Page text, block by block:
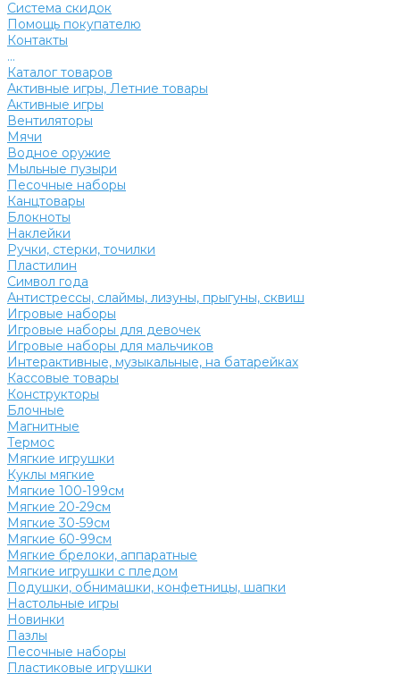
Система скидок
Помощь покупателю
Контакты
...
Каталог товаров
Активные игры, Летние товары
Активные игры
Вентиляторы
Мячи
Водное оружие
Мыльные пузыри
Песочные наборы
Канцтовары
Блокноты
Наклейки
Ручки, стерки, точилки
Пластилин
Символ года
Антистрессы, слаймы, лизуны, прыгуны, сквиш
Игровые наборы
Игровые наборы для девочек
Игровые наборы для мальчиков
Интерактивные, музыкальные, на батарейках
Кассовые товары
Конструкторы
Блочные
Магнитные
Термос
Мягкие игрушки
Куклы мягкие
Мягкие 100-199см
Мягкие 20-29см
Мягкие 30-59см
Мягкие 60-99см
Мягкие брелоки, аппаратные
Мягкие игрушки с пледом
Подушки, обнимашки, конфетницы, шапки
Настольные игры
Новинки
Пазлы
Песочные наборы
Пластиковые игрушки